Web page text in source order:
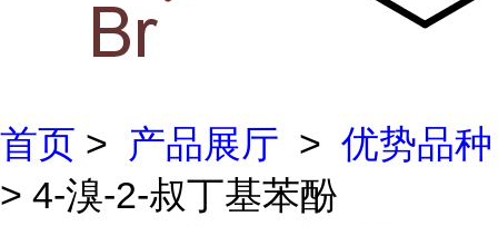
首页 > 产品展厅 > 优势品种
> 4-溴-2-叔丁基苯酚